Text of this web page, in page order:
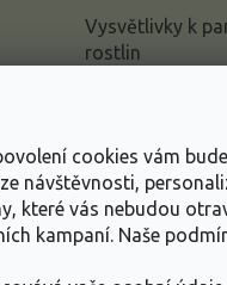
cookies vám
návštěvnosti,
které vás nebudou
kampaní. Naše
Vysvětlivky k
rostlin
Informace o
údajů
Obchodní